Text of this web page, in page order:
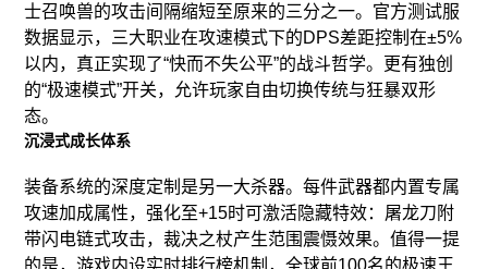
士召唤兽的攻击间隔缩短至原来的三分之一。官方测试服
数据显示，三大职业在攻速模式下的DPS差距控制在±5%
以内，真正实现了“快而不失公平”的战斗哲学。更有独创
的“极速模式”开关，允许玩家自由切换传统与狂暴双形
态。
沉浸式成长体系
装备系统的深度定制是另一大杀器。每件武器都内置专属
攻速加成属性，强化至+15时可激活隐藏特效：屠龙刀附
带闪电链式攻击，裁决之杖产生范围震慑效果。值得一提
的是，游戏内设实时排行榜机制，全球前100名的极速王